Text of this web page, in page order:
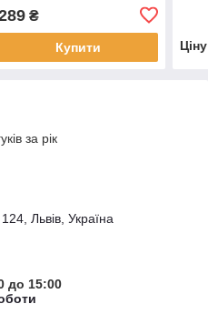
₴
Купити
за рік
Львів, Україна
до 15:00